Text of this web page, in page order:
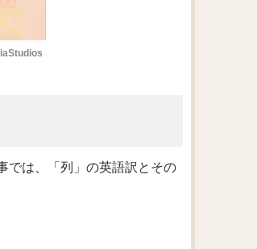
では、「列」の英語訳とその